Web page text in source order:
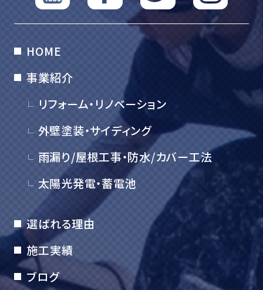
HOME
事業紹介
リフォーム・リノベーション
外壁塗装・サイディング
雨漏り/屋根工事・防水/カバー工法
太陽光発電・蓄電池
選ばれる理由
施工実績
ブログ